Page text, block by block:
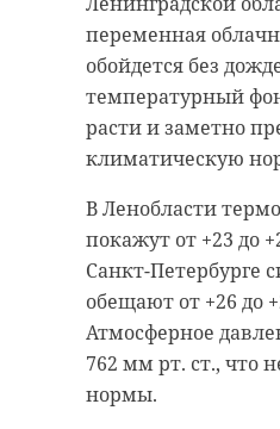
переменная
обойдется без
температурный
расти и заметно
климатическую
В Ленобласти
покажут от +23 до
Санкт-Петербурге
обещают от +26 до
Атмосферное
762 мм рт. ст., что
нормы.
Во дворах Санкт-
начали появляться
птенцы серой
еще не умеют
самостоятельно
помещаются,
его покинуть.
С этого момента
и оберегают
Процесс обучения
занять несколько
Международный
реставрации и
«Рождествено»
на территории
нем приняли
За один день им
преобразить
Волонтеры
поросль, упавшие
ветки. Они также
расчистили